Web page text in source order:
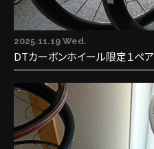
2025.11.19 Wed.
DTカーボンホイール限定１ペア